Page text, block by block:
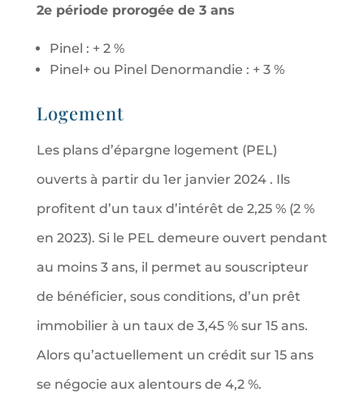
2e période prorogée de 3 ans
Pinel : + 2 %
Pinel+ ou Pinel Denormandie : + 3 %
Logement
Les plans d’épargne logement (PEL)
ouverts à partir du 1er janvier 2024 . Ils
profitent d’un taux d’intérêt de 2,25 % (2 %
en 2023). Si le PEL demeure ouvert pendant
au moins 3 ans, il permet au souscripteur
de bénéficier, sous conditions, d’un prêt
immobilier à un taux de 3,45 % sur 15 ans.
Alors qu’actuellement un crédit sur 15 ans
se négocie aux alentours de 4,2 %.